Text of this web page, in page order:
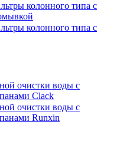
колонного типа с
колонного типа с
очистки воды с
Clack
очистки воды с
Runxin